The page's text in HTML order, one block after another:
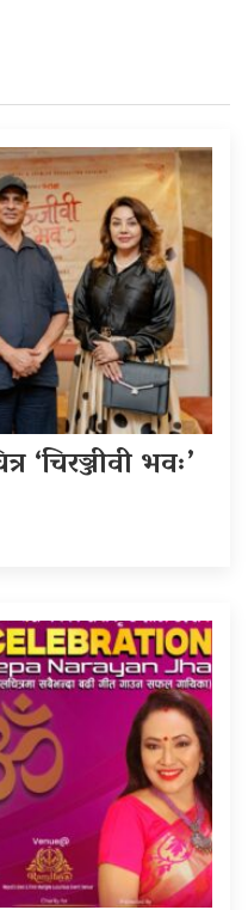
‘चिरञ्जीवी भवः’